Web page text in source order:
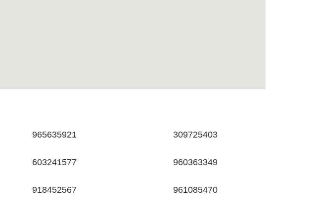
965635921 309725403
603241577 960363349
918452567 961085470